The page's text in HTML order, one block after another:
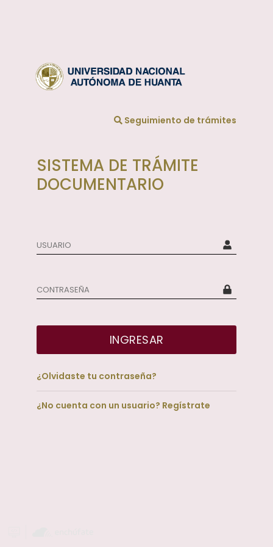
Seguimiento de trámites
SISTEMA DE TRÁMITE
DOCUMENTARIO
INGRESAR
¿Olvidaste tu contraseña?
¿No cuenta con un usuario? Regístrate